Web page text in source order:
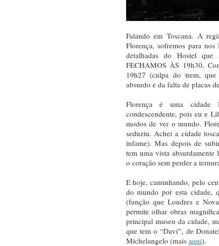
Falando em Toscana. A
Florença, sofremos para
detalhadas do Hostel
FECHAMOS ÀS 19h30.
19h27 (culpa do trem,
absurdo e da falta de placas
Florença é uma cidade
condescendente, pois eu e
modos de ver o mundo.
seduziu. Achei a cidade
infame). Mas depois de
tem uma vista
o coração sem perder a
E hoje, caminhando, pelo
do mundo por esta cidade,
(função que Londres e
permite olhar obras
principal museu da cidade,
que tem o “Davi”, de
Michelangelo (mais aqui).